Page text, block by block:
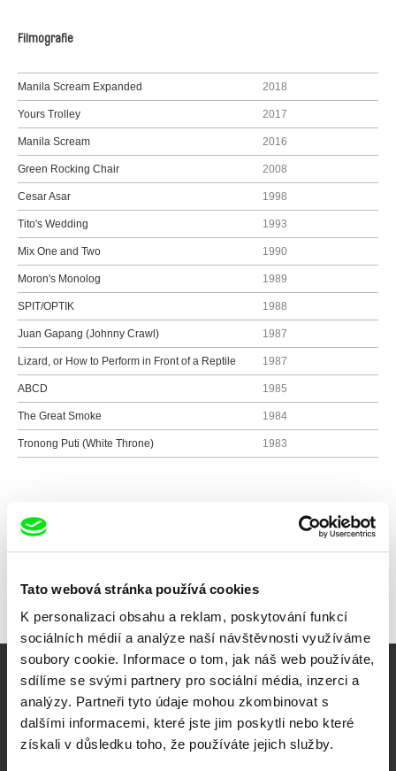
Tato webová stránka používá cookies
K personalizaci obsahu a reklam, poskytování funkcí
sociálních médií a analýze naší návštěvnosti využíváme
soubory cookie. Informace o tom, jak náš web používáte,
sdílíme se svými partnery pro sociální média, inzerci a
analýzy. Partneři tyto údaje mohou zkombinovat s
dalšími informacemi, které jste jim poskytli nebo které
získali v důsledku toho, že používáte jejich služby.
Filmografie
Manila Scream Expanded 2018
Yours Trolley 2017
Manila Scream 2016
Green Rocking Chair 2008
Cesar Asar 1998
Tito's Wedding 1993
Mix One and Two 1990
Moron's Monolog 1989
SPIT/OPTIK 1988
Juan Gapang (Johnny Crawl) 1987
Lizard, or How to Perform in Front of a Reptile 1987
ABCD 1985
The Great Smoke 1984
Tronong Puti (White Throne) 1983
Vaše online
dokumentární kino